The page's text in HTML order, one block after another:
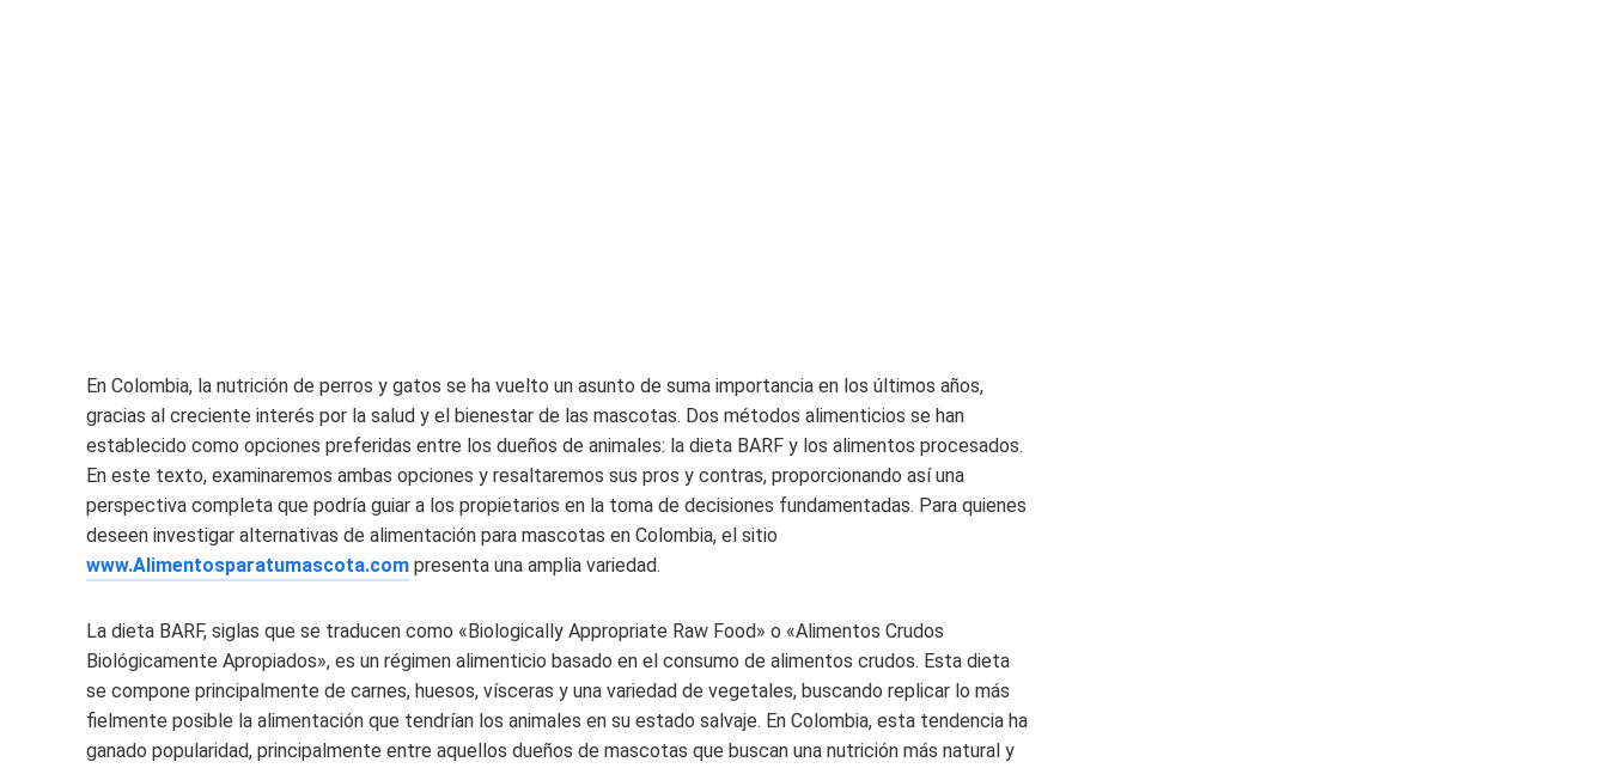
En Colombia, la nutrición de perros y gatos se ha vuelto un asunto de suma importancia en los últimos años,
gracias al creciente interés por la salud y el bienestar de las mascotas. Dos métodos alimenticios se han
establecido como opciones preferidas entre los dueños de animales: la dieta BARF y los alimentos procesados.
En este texto, examinaremos ambas opciones y resaltaremos sus pros y contras, proporcionando así una
perspectiva completa que podría guiar a los propietarios en la toma de decisiones fundamentadas. Para quienes
deseen investigar alternativas de alimentación para mascotas en Colombia, el sitio
www.Alimentosparatumascota.com presenta una amplia variedad.
La dieta BARF, siglas que se traducen como «Biologically Appropriate Raw Food» o «Alimentos Crudos
Biológicamente Apropiados», es un régimen alimenticio basado en el consumo de alimentos crudos. Esta dieta
se compone principalmente de carnes, huesos, vísceras y una variedad de vegetales, buscando replicar lo más
fielmente posible la alimentación que tendrían los animales en su estado salvaje. En Colombia, esta tendencia ha
ganado popularidad, principalmente entre aquellos dueños de mascotas que buscan una nutrición más natural y